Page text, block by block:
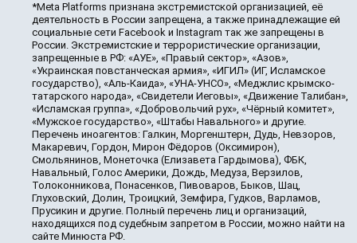
*Meta Platforms признана экстремистской организацией, её
деятельность в России запрещена, а также принадлежащие ей
социальные сети Facebook и Instagram так же запрещены в
России. Экстремистские и террористические организации,
запрещенные в РФ: «АУЕ», «Правый сектор», «Азов»,
«Украинская повстанческая армия», «ИГИЛ» (ИГ, Исламское
государство), «Аль-Каида», «УНА-УНСО», «Меджлис крымско-
татарского народа», «Свидетели Иеговы», «Движение Талибан»,
«Исламская группа», «Добровольчий рух», «Чёрный комитет»,
«Мужское государство», «Штабы Навального» и другие.
Перечень иноагентов: Галкин, Моргенштерн, Дудь, Невзоров,
Макаревич, Гордон, Мирон Фёдоров (Оксимирон),
Смольянинов, Монеточка (Елизавета Гардымова), ФБК,
Навальный, Голос Америки, Дождь, Медуза, Верзилов,
Толоконникова, Понасенков, Пивоваров, Быков, Шац,
Глуховский, Долин, Троицкий, Земфира, Гудков, Варламов,
Прусикин и другие. Полный перечень лиц и организаций,
находящихся под судебным запретом в России, можно найти на
сайте Минюста РФ.